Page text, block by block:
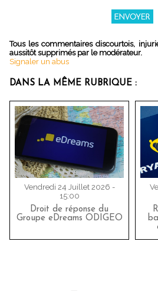
Tous les commentaires discourtois,
aussitôt supprimés par le modérateur.
Signaler un abus
DANS LA MÊME RUBRIQUE :
Vendredi 24 Juillet 2026 -
15:00
Droit de réponse du
Groupe eDreams ODIGEO